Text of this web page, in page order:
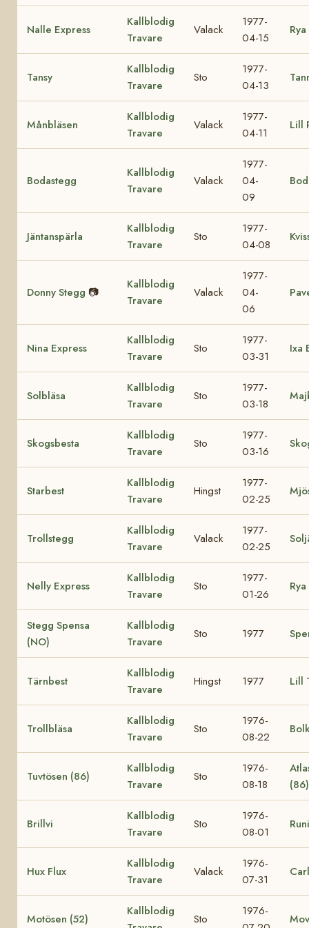
Nalle Express
Kallblodig
Travare
Valack
1977-
04-15
Tansy
Kallblodig
Travare
Sto
1977-
04-13
Månbläsen
Kallblodig
Travare
Valack
1977-
04-11
Lill
Bodastegg
Kallblodig
Travare
Valack
1977-
04-
09
Jäntanspärla
Kallblodig
Travare
Sto
1977-
04-08
Donny Stegg 📷
Kallblodig
Travare
Valack
1977-
04-
06
Nina Express
Kallblodig
Travare
Sto
1977-
03-31
Ixa
Solbläsa
Kallblodig
Travare
Sto
1977-
03-18
Skogsbesta
Kallblodig
Travare
Sto
1977-
03-16
Starbest
Kallblodig
Travare
Hingst
1977-
02-25
Trollstegg
Kallblodig
Travare
Valack
1977-
02-25
Nelly Express
Kallblodig
Travare
Sto
1977-
01-26
Stegg Spensa
(NO)
Kallblodig
Travare
Sto 1977
Tärnbest
Kallblodig
Travare
Hingst 1977 Lill
Trollbläsa
Kallblodig
Travare
Sto
1976-
08-22
Tuvtösen (86)
Kallblodig
Travare
Sto
1976-
08-18
Brillvi
Kallblodig
Travare
Sto
1976-
08-01
Hux Flux
Kallblodig
Travare
Valack
1976-
07-31
Motösen (52)
Kallblodig
Sto
1976-